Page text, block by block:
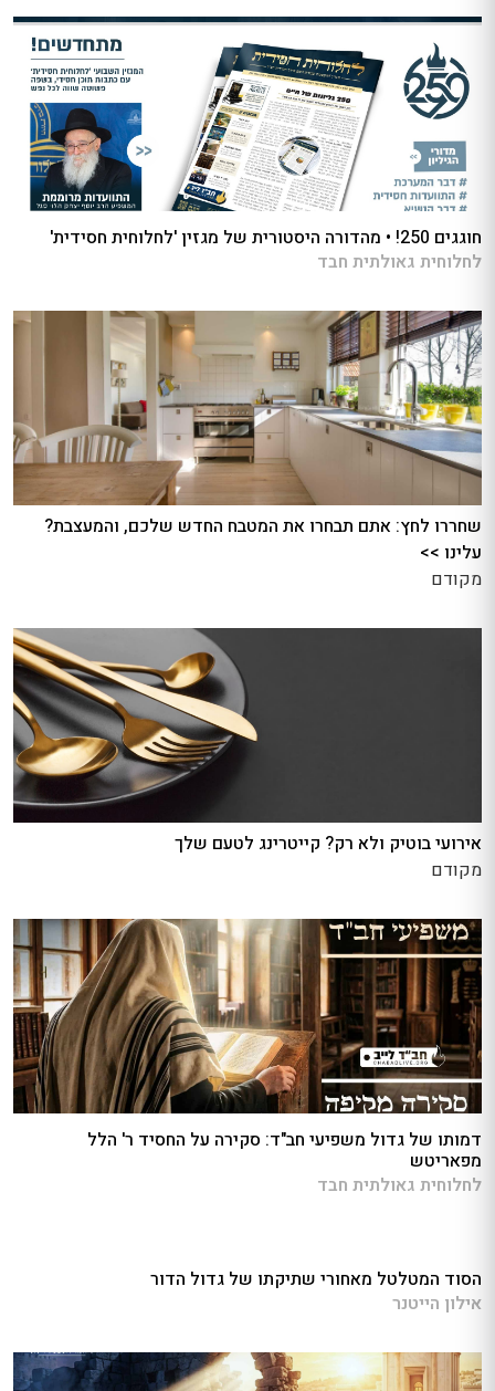
חוגגים 250! • מהדורה היסטורית של מגזין 'לחלוחית חסידית'
לחלוחית גאולתית חבד
שחררו לחץ: אתם תבחרו את המטבח החדש שלכם, והמעצבת?
עלינו >>
מקודם
אירועי בוטיק ולא רק? קייטרינג לטעם שלך
מקודם
דמותו של גדול משפיעי חב"ד: סקירה על החסיד ר' הלל
מפאריטש
לחלוחית גאולתית חבד
הסוד המטלטל מאחורי שתיקתו של גדול הדור
אילון הייטנר